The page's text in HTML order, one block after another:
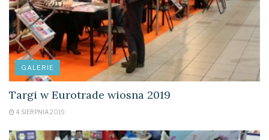
GALERIE
Targi w Eurotrade wiosna 2019
4 SIERPNIA 2019